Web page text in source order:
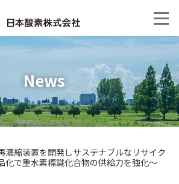
News
濃縮装置を開発しサステナブルなリサイク
化で重水素標識化合物の供給力を強化～